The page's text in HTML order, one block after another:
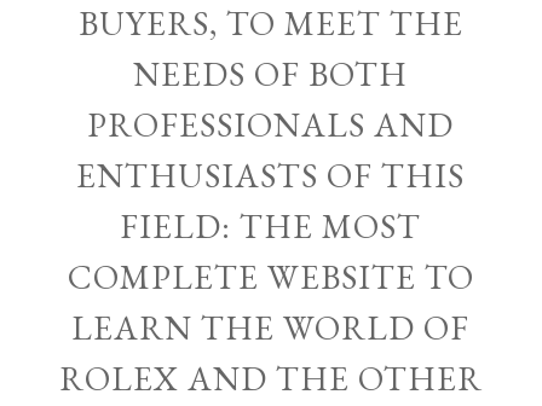
BUYERS, TO MEET THE
NEEDS OF BOTH
PROFESSIONALS AND
ENTHUSIASTS OF THIS
FIELD: THE MOST
COMPLETE WEBSITE TO
LEARN THE WORLD OF
ROLEX AND THE OTHER